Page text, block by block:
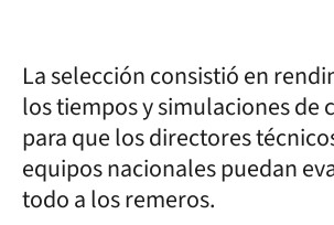
La selección consistió en
los tiempos y simulaciones de
para que los directores
equipos nacionales puedan
todo a los remeros.